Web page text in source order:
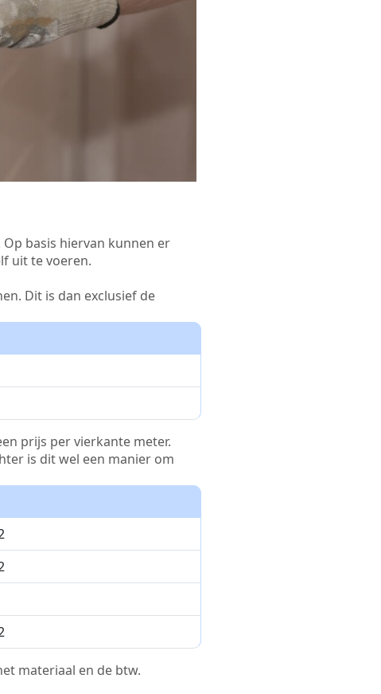
basis hiervan kunnen er
uit te voeren.
Dit is dan exclusief de
prijs per vierkante meter.
is dit wel een manier om
materiaal en de btw.